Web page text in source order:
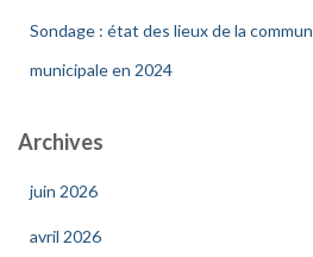
Sondage : état des lieux de la
municipale en 2024
Archives
juin 2026
avril 2026